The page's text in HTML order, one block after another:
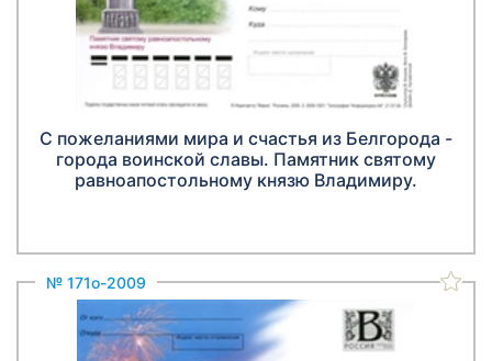
С пожеланиями мира и счастья из Белгорода -
города воинской славы. Памятник святому
равноапостольному князю Владимиру.
№ 171о-2009